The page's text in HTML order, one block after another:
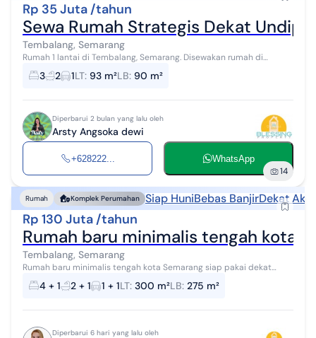
Rp 35 Juta /tahun
Sewa Rumah Strategis Dekat Undip
Tembalang, Semarang
Rumah 1 lantai di Tembalang, Semarang. Disewakan rumah di
wilayah yang tenang dengan pemandangan Lokasi di Pusat Kota.
Properti 1 lantai bergaya m...
3 2 1LT: 93 m²LB: 90 m²
Diperbarui 2 bulan yang lalu oleh
Arsty Angsoka dewi
+628222... WhatsApp
14
Rumah Komplek Perumahan Siap HuniBebas BanjirDekat
Rp 130 Juta /tahun
Rumah baru minimalis tengah kota
Tembalang, Semarang
Rumah baru minimalis tengah kota Semarang siap pakai dekat
kampus Undip dekat pintu tol disewakan di Graha estetika
Tembalang Semarang Selatan, LT/...
4 + 1 2 + 1 1 + 1LT: 300 m²LB: 275 m²
Diperbarui 6 hari yang lalu oleh